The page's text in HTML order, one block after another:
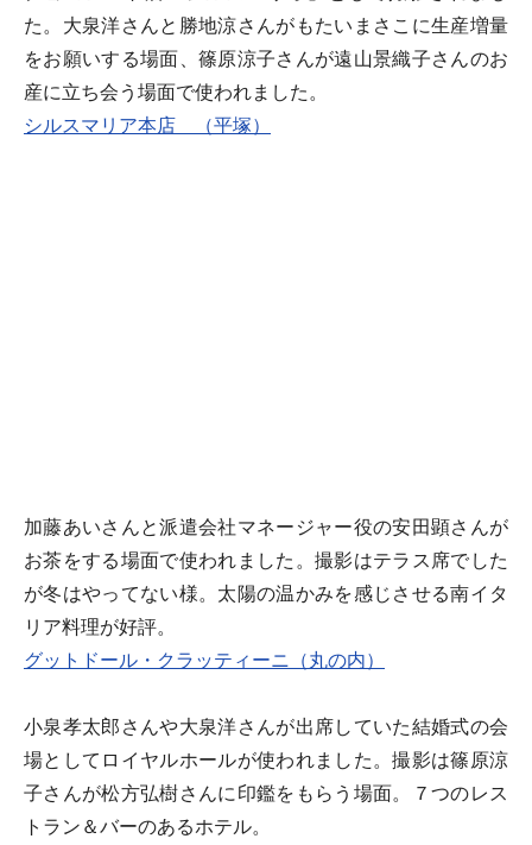
た。大泉洋さんと勝地涼さんがもたいまさこに生産増量
をお願いする場面、篠原涼子さんが遠山景織子さんのお
産に立ち会う場面で使われました。
シルスマリア本店 （平塚）
加藤あいさんと派遣会社マネージャー役の安田顕さんが
お茶をする場面で使われました。撮影はテラス席でした
が冬はやってない様。太陽の温かみを感じさせる南イタ
リア料理が好評。
グットドール・クラッティーニ（丸の内）
小泉孝太郎さんや大泉洋さんが出席していた結婚式の会
場としてロイヤルホールが使われました。撮影は篠原涼
子さんが松方弘樹さんに印鑑をもらう場面。７つのレス
トラン＆バーのあるホテル。